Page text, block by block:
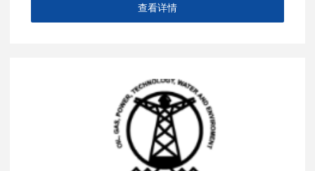
查看详情